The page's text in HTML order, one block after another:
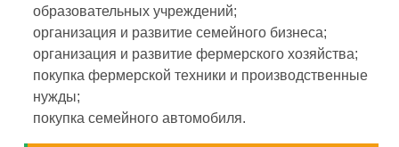
образовательных учреждений;
организация и развитие семейного бизнеса;
организация и развитие фермерского хозяйства;
покупка фермерской техники и производственные
нужды;
покупка семейного автомобиля.